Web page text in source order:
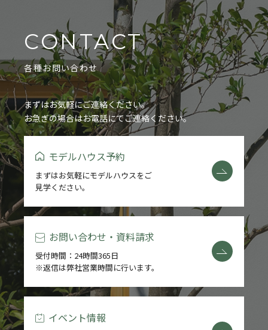
CONTACT
各種お問い合わせ
まずはお気軽にご連絡ください。
お急ぎの場合はお電話にてご連絡ください。
モデルハウス予約
まずはお気軽にモデルハウスをご
見学ください。
お問い合わせ・資料請求
受付時間：24時間365日
※返信は弊社営業時間に行います。
イベント情報